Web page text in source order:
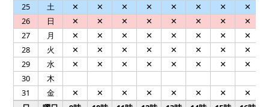
25
土 ✕ ✕ ✕ ✕ ✕ ✕ ✕ ✕
26
日 ✕ ✕ ✕ ✕ ✕ ✕ ✕ ✕
27
月 ✕ ✕ ✕ ✕ ✕ ✕ ✕ ✕
28
火 ✕ ✕ ✕ ✕ ✕ ✕ ✕ ✕
29
水 ✕ ✕ ✕ ✕ ✕ ✕ ✕ ✕
30
木
31
金 ✕ ✕ ✕ ✕ ✕ ✕ ✕ ✕